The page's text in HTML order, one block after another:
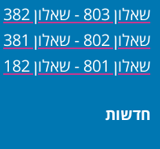
שאלון 803 - שאלון 382
שאלון 802 - שאלון 381
שאלון 801 - שאלון 182
חדשות